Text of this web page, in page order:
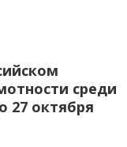
среди
27 октября